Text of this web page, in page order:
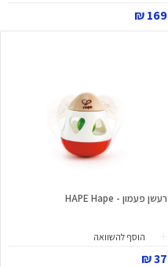
169 ₪
רעשן פעמון - HAPE Hape
הוסף להשוואה
37 ₪